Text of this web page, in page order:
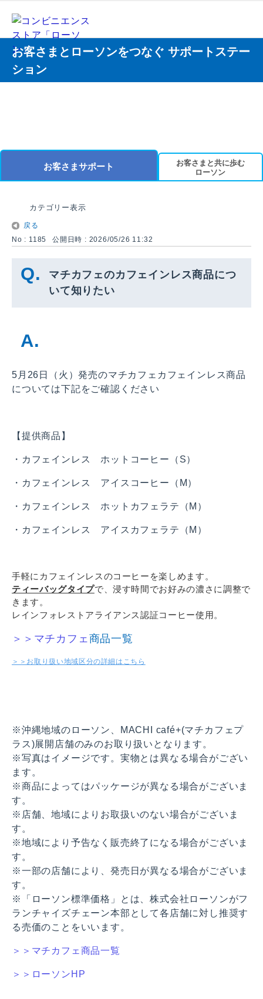
お客さまとローソンをつなぐ サポートステー
ション
お客さまサポート
お客さまと共に歩む
ローソン
カテゴリー表示
戻る
No : 1185
公開日時 : 2026/05/26 11:32
マチカフェのカフェインレス商品につ
いて知りたい
5月26日（火）発売のマチカフェカフェインレス商品
については下記をご確認ください
【提供商品】
・カフェインレス ホットコーヒー（S）
・カフェインレス アイスコーヒー（M）
・カフェインレス ホットカフェラテ（M）
・カフェインレス アイスカフェラテ（M）
手軽にカフェインレスのコーヒーを楽しめます。
ティーバッグタイプで、浸す時間でお好みの濃さに調整で
きます。
レインフォレストアライアンス認証コーヒー使用。
＞＞マチカフェ 商品一覧
＞＞お取り扱い地域区分の詳細はこちら
※沖縄地域のローソン、MACHI café+(マチカフェプ
ラス)展開店舗のみのお取り扱いとなります。
※写真はイメージです。実物とは異なる場合がござい
ます。
※商品によってはパッケージが異なる場合がございま
す。
※店舗、地域によりお取扱いのない場合がございま
す。
※地域により予告なく販売終了になる場合がございま
す。
※一部の店舗により、発売日が異なる場合がございま
す。
※「ローソン標準価格」とは、株式会社ローソンがフ
ランチャイズチェーン本部として各店舗に対し推奨す
る売価のことをいいます。
＞＞マチカフェ商品一覧
＞＞ローソンHP